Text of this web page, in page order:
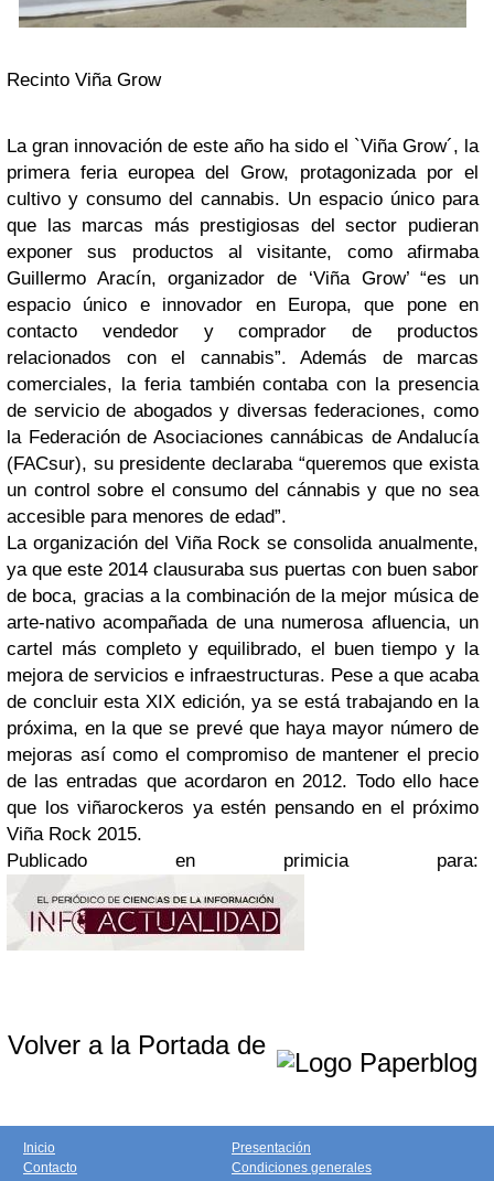
Recinto Viña Grow
La gran innovación de este año ha sido el `Viña Grow´, la
primera feria europea del Grow, protagonizada por el
cultivo y consumo del cannabis. Un espacio único para
que las marcas más prestigiosas del sector pudieran
exponer sus productos al visitante, como afirmaba
Guillermo Aracín, organizador de ‘Viña Grow’ “es un
espacio único e innovador en Europa, que pone en
contacto vendedor y comprador de productos
relacionados con el cannabis”. Además de marcas
comerciales, la feria también contaba con la presencia
de servicio de abogados y diversas federaciones, como
la Federación de Asociaciones cannábicas de Andalucía
(FACsur), su presidente declaraba “queremos que exista
un control sobre el consumo del cánnabis y que no sea
accesible para menores de edad”.
La organización del Viña Rock se consolida anualmente,
ya que este 2014 clausuraba sus puertas con buen sabor
de boca, gracias a la combinación de la mejor música de
arte-nativo acompañada de una numerosa afluencia, un
cartel más completo y equilibrado, el buen tiempo y la
mejora de servicios e infraestructuras. Pese a que acaba
de concluir esta XIX edición, ya se está trabajando en la
próxima, en la que se prevé que haya mayor número de
mejoras así como el compromiso de mantener el precio
de las entradas que acordaron en 2012. Todo ello hace
que los viñarockeros ya estén pensando en el próximo
Viña Rock 2015.
Publicado en primicia para:
Volver a la Portada de
Inicio
Contacto
Presentación
Condiciones generales